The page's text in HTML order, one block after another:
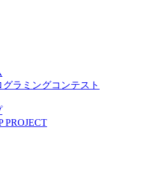
ラミングコンテスト
PROJECT